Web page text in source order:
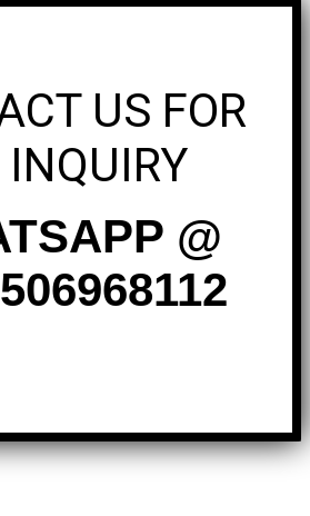
US FOR
@